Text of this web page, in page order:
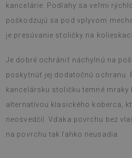
kancelárie. Podlahy sa veľmi
poškodzujú sa pod vplyvom
je presúvanie stoličky na
Je dobré ochrániť náchylnú na
poskytnúť jej dodatočnú ochranu.
kancelársku stoličku temné mraky
alternatívou klasického koberca,
neosvedčil. Vďaka povrchu bez
na povrchu tak ľahko neusadia.